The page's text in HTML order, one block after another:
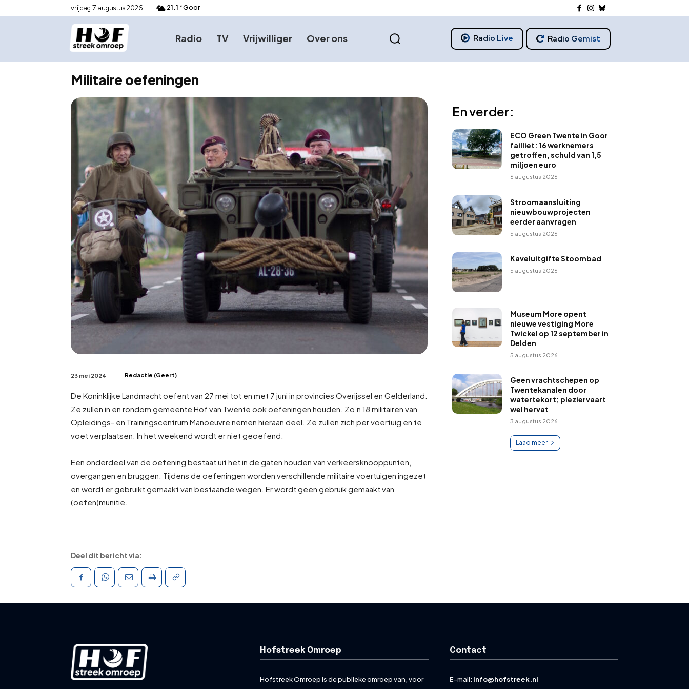
vrijdag 7 augustus 2026 21.1 C Goor
Radio TV Vrijwilliger Over ons Radio Live Radio Gemist
Militaire oefeningen
23 mei 2024 Redactie (Geert)
De Koninklijke Landmacht oefent van 27 mei tot en met 7 juni in provincies Overijssel en Gelderland.
Ze zullen in en rondom gemeente Hof van Twente ook oefeningen houden. Zo’n 18 militairen van
Opleidings- en Trainingscentrum Manoeuvre nemen hieraan deel. Ze zullen zich per voertuig en te
voet verplaatsen. In het weekend wordt er niet geoefend.
Een onderdeel van de oefening bestaat uit het in de gaten houden van verkeersknooppunten,
overgangen en bruggen. Tijdens de oefeningen worden verschillende militaire voertuigen ingezet
en wordt er gebruikt gemaakt van bestaande wegen. Er wordt geen gebruik gemaakt van
(oefen)munitie.
En verder:
ECO Green Twente in Goor
failliet: 16 werknemers
getroffen, schuld van 1,5
miljoen euro
6 augustus 2026
Stroomaansluiting
nieuwbouwprojecten
eerder aanvragen
5 augustus 2026
Kaveluitgifte Stoombad
5 augustus 2026
Museum More opent
nieuwe vestiging More
Twickel op 12 september in
Delden
5 augustus 2026
Geen vrachtschepen op
Twentekanalen door
watertekort; pleziervaart
wel hervat
3 augustus 2026
Laad meer
Deel dit bericht via:
Hofstreek Omroep
Hofstreek Omroep is de publieke omroep van, voor
Contact
E-mail: info@hofstreek.nl